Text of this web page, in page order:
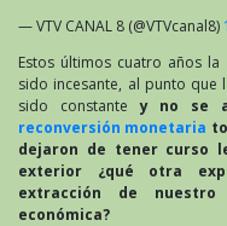
— VTV CANAL 8 (@VTVcanal8)
Estos últimos cuatro años
sido incesante, al punto que
sido constantey no se
reconversión monetaria
dejaron de tener curso
exterior ¿qué otra
extracción de
económica?